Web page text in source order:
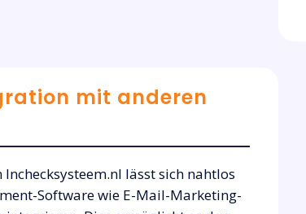
mit anderen
Inchecksysteem.nl lässt sich nahtlos
Software wie E-Mail-Marketing-